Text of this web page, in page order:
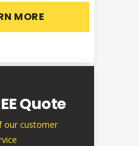
MORE
Quote
our customer